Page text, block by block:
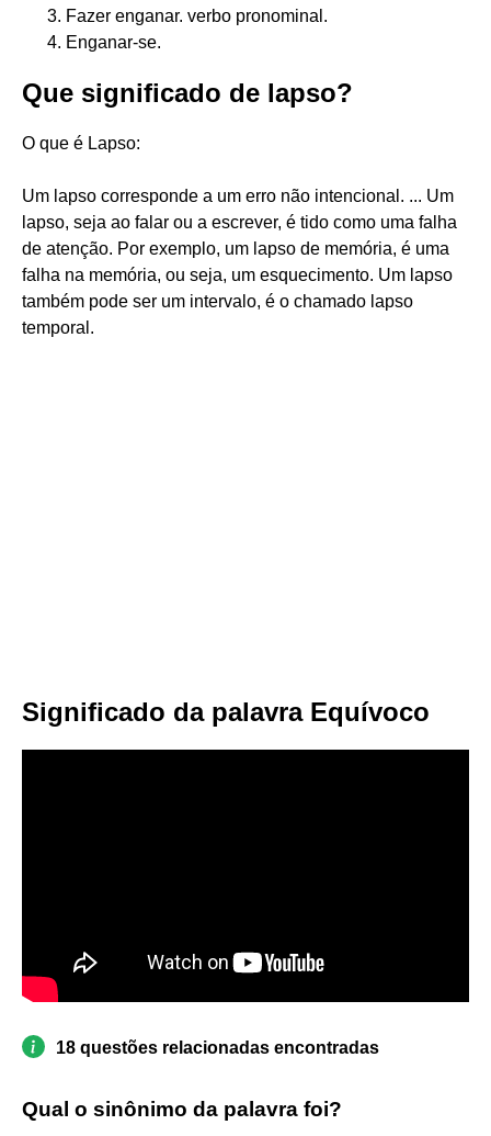
Fazer enganar. verbo pronominal.
Enganar-se.
Que significado de lapso?
O que é Lapso:
Um lapso corresponde a um erro não intencional. ... Um
lapso, seja ao falar ou a escrever, é tido como uma falha
de atenção. Por exemplo, um lapso de memória, é uma
falha na memória, ou seja, um esquecimento. Um lapso
também pode ser um intervalo, é o chamado lapso
temporal.
Significado da palavra Equívoco
18 questões relacionadas encontradas
Qual o sinônimo da palavra foi?